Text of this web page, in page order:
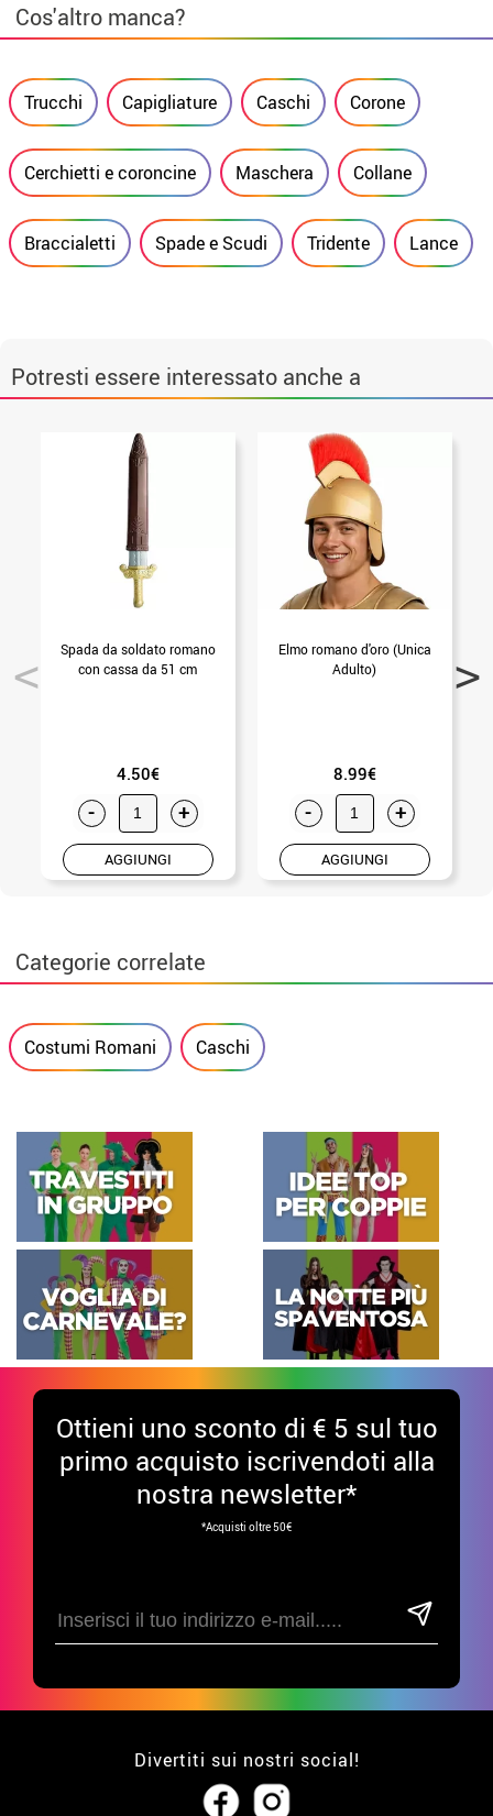
Cos'altro manca?
Trucchi Capigliature Caschi Corone
Cerchietti e coroncine Maschera Collane
Braccialetti Spade e Scudi Tridente Lance
Potresti essere interessato anche a
Spada da soldato romano
con cassa da 51 cm
4.50€
- +
AGGIUNGI
Elmo romano d'oro (Unica
Adulto)
8.99€
- +
AGGIUNGI
Categorie correlate
Costumi Romani Caschi
Ottieni uno sconto di € 5 sul tuo
primo acquisto iscrivendoti alla
nostra newsletter*
*Acquisti oltre 50€
Divertiti sui nostri social!